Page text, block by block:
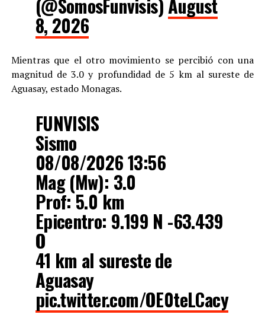
(@SomosFunvisis) August
8, 2026
Mientras que el otro movimiento se percibió con una
magnitud de 3.0 y profundidad de 5 km al sureste de
Aguasay, estado Monagas.
FUNVISIS
Sismo
08/08/2026 13:56
Mag (Mw): 3.0
Prof: 5.0 km
Epicentro: 9.199 N -63.439
O
41 km al sureste de
Aguasay
pic.twitter.com/OE0teLCacy